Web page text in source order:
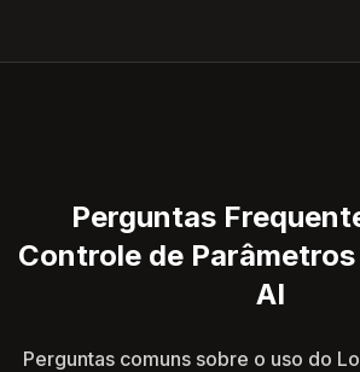
Perguntas
Controle de
AI
Perguntas comuns sobre o uso do